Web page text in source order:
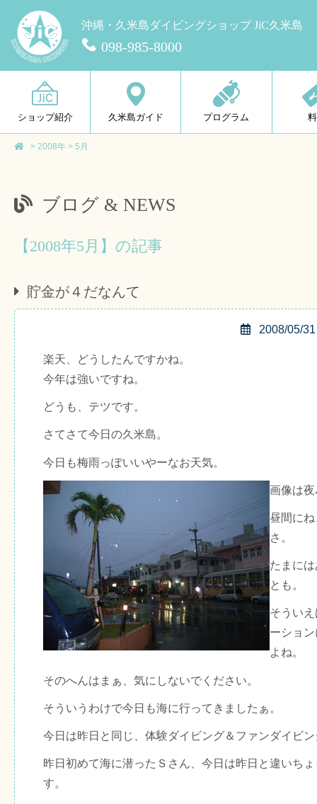
沖縄・久米島ダイビングショップ JiC久米島
098-985-8000
ショップ紹介 久米島ガイド プログラム
> 2008年 > 5月
ブログ & NEWS
【2008年5月】の記事
貯金が４だなんて
2008/05/31
楽天、どうしたんですかね。
今年は強いですね。
どうも、テツです。
さてさて今日の久米島。
今日も梅雨っぽいいやーなお天気。
画像は
昼間に
さ。
たまに
とも。
そうい
ーショ
よね。
そのへんはまぁ、気にしないでください。
そういうわけで今日も海に行ってきましたぁ。
今日は昨日と同じ、体験ダイビング＆ファンダイビ
昨日初めて海に潜ったＳさん、今日は昨日と違いち
す。